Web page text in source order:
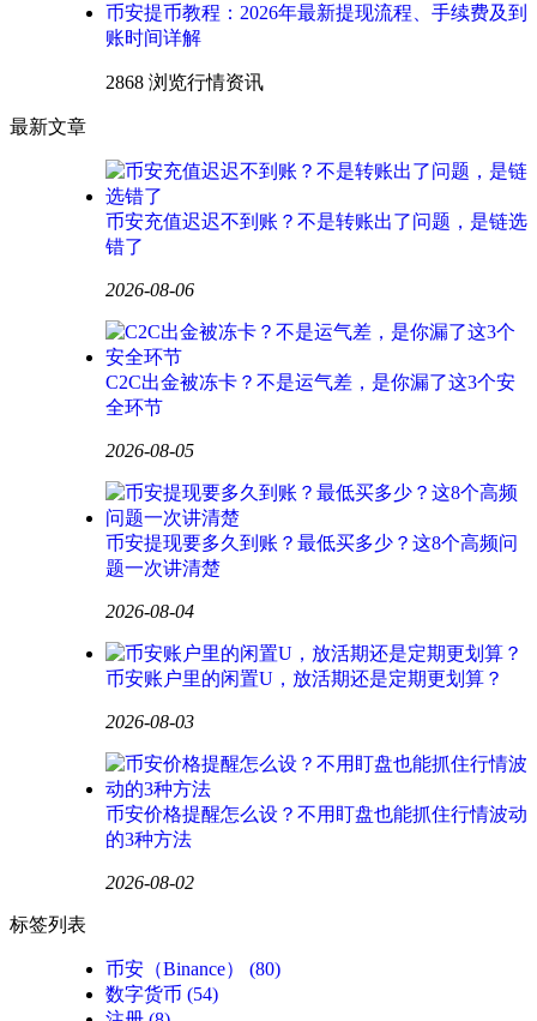
币安提币教程：2026年最新提现流程、手续费及到
账时间详解
2868 浏览行情资讯
最新文章
币安充值迟迟不到账？不是转账出了问题，是链选
错了
2026-08-06
C2C出金被冻卡？不是运气差，是你漏了这3个安
全环节
2026-08-05
币安提现要多久到账？最低买多少？这8个高频问
题一次讲清楚
2026-08-04
币安账户里的闲置U，放活期还是定期更划算？
2026-08-03
币安价格提醒怎么设？不用盯盘也能抓住行情波动
的3种方法
2026-08-02
标签列表
币安（Binance）
(80)
数字货币 (54)